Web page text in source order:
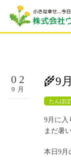
02
9月
🌾9
たんぽ
9月に入
まだ暑
本日9月